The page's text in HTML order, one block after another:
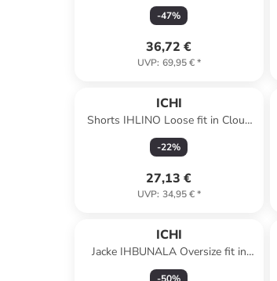
-47%
36,72 €
UVP: 69,95 €*
ICHI
Shorts IHLINO Loose fit in Cloud
Dancer
-22%
27,13 €
UVP: 34,95 €*
ICHI
Jacke IHBUNALA Oversize fit in
Blue Mirage